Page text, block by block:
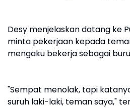
Desy menjelaskan datang ke
minta pekerjaan kepada
mengaku bekerja sebagai
"Sempat menolak, tapi
suruh laki-laki, teman saya,"